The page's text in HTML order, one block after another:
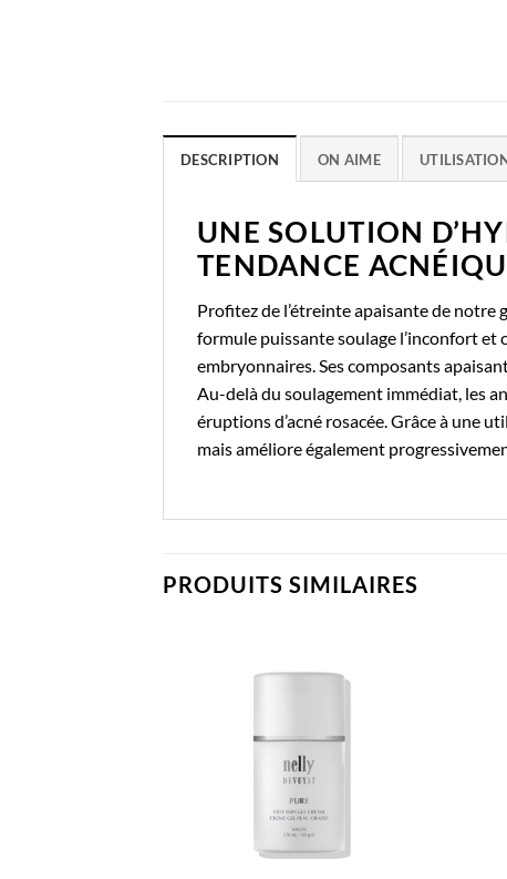
DESCRIPTION ON AIME
UNE SOLUTION
TENDANCE
Profitez de l’étreinte apaisante de notre
formule puissante soulage l’inconfort et
embryonnaires. Ses composants
Au-delà du soulagement immédiat, les
éruptions d’acné rosacée. Grâce à une
mais améliore également
PRODUITS SIMILAIRES